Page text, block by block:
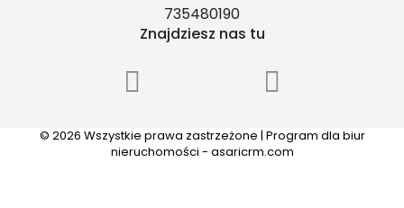
735480190
Znajdziesz nas tu
© 2026 Wszystkie prawa zastrzeżone | Program dla biur
nieruchomości - asaricrm.com